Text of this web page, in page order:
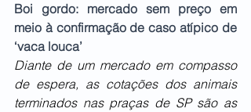
Boi gordo: mercado sem preço em
meio à confirmação de caso atípico de
‘vaca louca’
Diante de um mercado em compasso
de espera, as cotações dos animais
terminados nas praças de SP são as